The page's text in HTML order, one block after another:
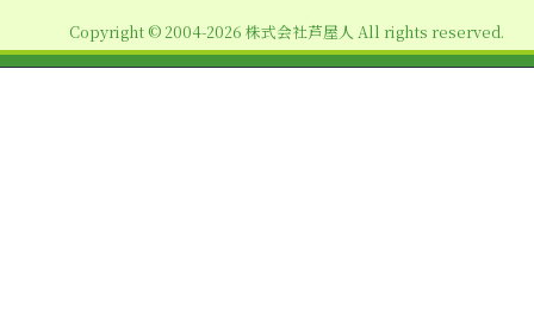
ン
Copyright © 2004-2026 株式会社芦屋人 All rights reserved.